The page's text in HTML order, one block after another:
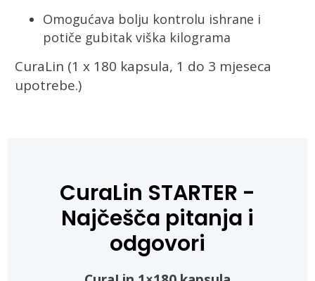
Omogućava bolju kontrolu ishrane i
potiče gubitak viška kilograma
CuraLin (1 x 180 kapsula, 1 do 3 mjeseca
upotrebe.)
CuraLin STARTER -
Najčešča pitanja i
odgovori